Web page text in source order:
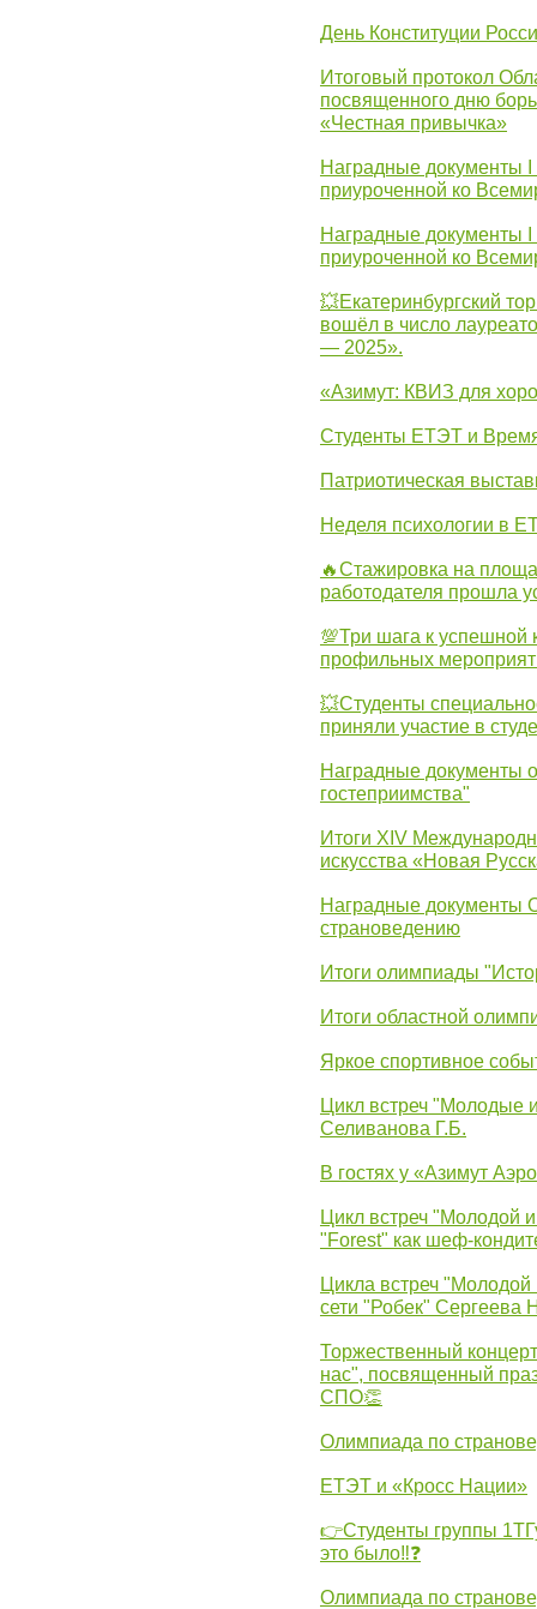
День Конституции
Итоговый протокол
посвященного дню
«Честная привычка»
Наградные документы
приуроченной ко
Наградные документы
приуроченной ко
💥Екатеринбургский
вошёл в число
— 2025».
«Азимут: КВИЗ для
Студенты ЕТЭТ и
Патриотическая
Неделя психологии в
🔥Стажировка на
работодателя прошла
💯Три шага к успешной
профильных
💥Студенты
приняли участие в
Наградные документы
гостеприимства"
Итоги XIV
искусства «Новая
Наградные документы
страноведению
Итоги олимпиады
Итоги областной
Яркое спортивное
Цикл встреч "Молодые
Селиванова Г.Б.
В гостях у «Азимут
Цикл встреч "Молодой
"Forest" как шеф-
Цикла встреч
сети "Робек" Сергеева
Торжественный
нас", посвященный
СПО👏
Олимпиада по
ЕТЭТ и «Кросс Нации»
👉Студенты группы
это было‼❓
Олимпиада по